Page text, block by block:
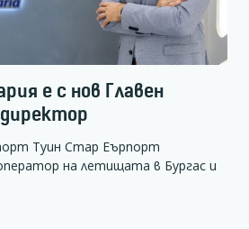
е с нов Главен
Туин Стар Еърпорт
на летищата в Бургас и